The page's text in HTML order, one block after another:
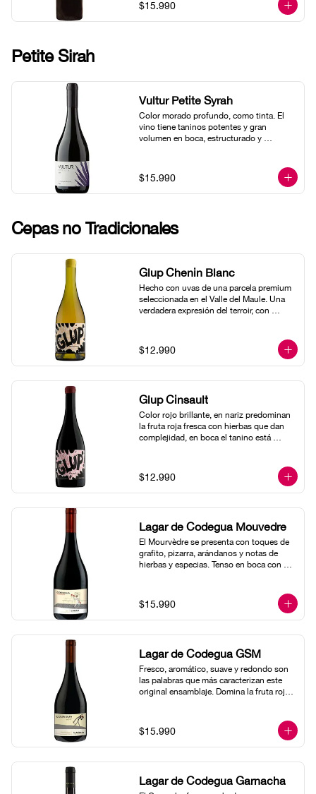
En boca, la estructura potente típica de
un Tannat se deja entrever.
$15.990
Petite Sirah
Vultur Petite Syrah
Color morado profundo, como tinta. El
vino tiene taninos potentes y gran
volumen en boca, estructurado y
muy persistente y mineral.En nariz es
muy intenso en frutas, moras, arándanos,
higos y aromas de chocolate, junto a
potencial de guarda por sobre 10 años.
$15.990
Cepas no Tradicionales
Glup Chenin Blanc
Hecho con uvas de una parcela premium
seleccionada en el Valle del Maule. Una
verdadera expresión del terroir, con
$12.990
Glup Cinsault
Color rojo brillante, en nariz predominan
la fruta roja fresca con hierbas que dan
complejidad, en boca el tanino está
$12.990
Lagar de Codegua Mouvedre
El Mourvèdre se presenta con toques de
grafito, pizarra, arándanos y notas de
hierbas y especias. Tenso en boca con
$15.990
Lagar de Codegua GSM
Fresco, aromático, suave y redondo son
las palabras que más caracterizan este
original ensamblaje. Domina la fruta roja
florales y la estructura del Mourvèdre.
Syrah, que juega aquí un rol
subordinado, aporta firmeza y notas
especiadas. De taninos y acidez suaves,
agradable final. Para destacar más el
$15.990
Lagar de Codegua Garnacha